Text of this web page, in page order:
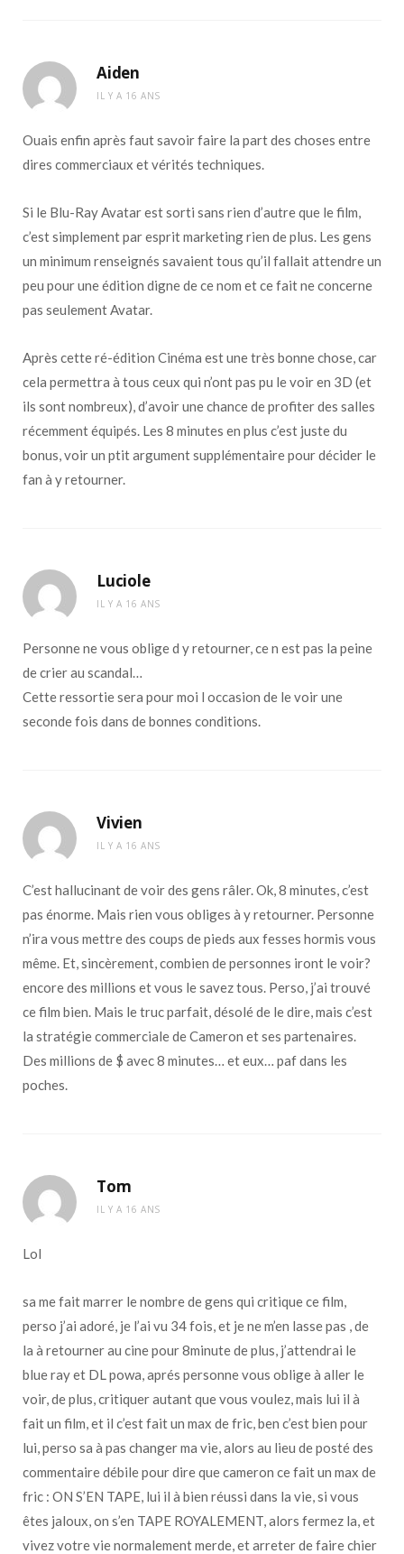
Aiden
IL Y A 16 ANS
Ouais enfin après faut savoir faire la part des choses entre
dires commerciaux et vérités techniques.
Si le Blu-Ray Avatar est sorti sans rien d’autre que le film,
c’est simplement par esprit marketing rien de plus. Les gens
un minimum renseignés savaient tous qu’il fallait attendre un
peu pour une édition digne de ce nom et ce fait ne concerne
pas seulement Avatar.
Après cette ré-édition Cinéma est une très bonne chose, car
cela permettra à tous ceux qui n’ont pas pu le voir en 3D (et
ils sont nombreux), d’avoir une chance de profiter des salles
récemment équipés. Les 8 minutes en plus c’est juste du
bonus, voir un ptit argument supplémentaire pour décider le
fan à y retourner.
Luciole
IL Y A 16 ANS
Personne ne vous oblige d y retourner, ce n est pas la peine
de crier au scandal…
Cette ressortie sera pour moi l occasion de le voir une
seconde fois dans de bonnes conditions.
Vivien
IL Y A 16 ANS
C’est hallucinant de voir des gens râler. Ok, 8 minutes, c’est
pas énorme. Mais rien vous obliges à y retourner. Personne
n’ira vous mettre des coups de pieds aux fesses hormis vous
même. Et, sincèrement, combien de personnes iront le voir?
encore des millions et vous le savez tous. Perso, j’ai trouvé
ce film bien. Mais le truc parfait, désolé de le dire, mais c’est
la stratégie commerciale de Cameron et ses partenaires.
Des millions de $ avec 8 minutes… et eux… paf dans les
poches.
Tom
IL Y A 16 ANS
Lol
sa me fait marrer le nombre de gens qui critique ce film,
perso j’ai adoré, je l’ai vu 34 fois, et je ne m’en lasse pas , de
la à retourner au cine pour 8minute de plus, j’attendrai le
blue ray et DL powa, aprés personne vous oblige à aller le
voir, de plus, critiquer autant que vous voulez, mais lui il à
fait un film, et il c’est fait un max de fric, ben c’est bien pour
lui, perso sa à pas changer ma vie, alors au lieu de posté des
commentaire débile pour dire que cameron ce fait un max de
fric : ON S’EN TAPE, lui il à bien réussi dans la vie, si vous
êtes jaloux, on s’en TAPE ROYALEMENT, alors fermez la, et
vivez votre vie normalement merde, et arreter de faire chier